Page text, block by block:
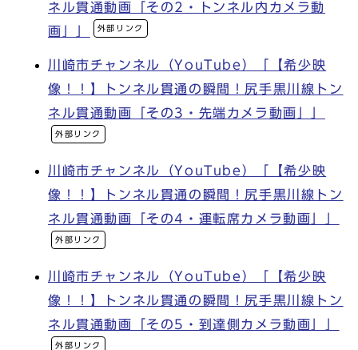
ネル貫通動画「その2・トンネル内カメラ動
画」」
外部リンク
川崎市チャンネル（YouTube）「【希少映
像！！】トンネル貫通の瞬間！尻手黒川線トン
ネル貫通動画「その3・先端カメラ動画」」
外部リンク
川崎市チャンネル（YouTube）「【希少映
像！！】トンネル貫通の瞬間！尻手黒川線トン
ネル貫通動画「その4・運転席カメラ動画」」
外部リンク
川崎市チャンネル（YouTube）「【希少映
像！！】トンネル貫通の瞬間！尻手黒川線トン
ネル貫通動画「その5・到達側カメラ動画」」
外部リンク